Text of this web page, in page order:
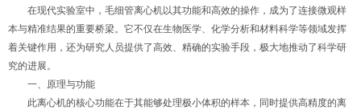
在现代实验室中，毛细管离心机以其功能和高效的操作，成为了连接微观样
本与精准结果的重要桥梁。它不仅在生物医学、化学分析和材料科学等领域发挥
着关键作用，还为研究人员提供了高效、精确的实验手段，极大地推动了科学研
究的进展。
一、原理与功能
此离心机的核心功能在于其能够处理极小体积的样本，同时提供高精度的离